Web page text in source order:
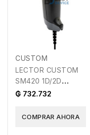
CUSTOM
LECTOR CUSTOM
SM420 1D/2D
USB/RS232 CON BASE
₲ 732.732
COMPRAR AHORA